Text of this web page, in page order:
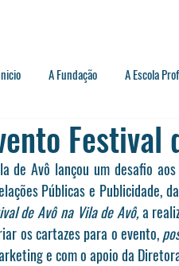
A Fundação A Escola
Festival
de Avô lançou um desafio
Públicas e Publicidade,
de Avô na Vila de Avô, a
os cartazes para o evento,
e com o apoio da